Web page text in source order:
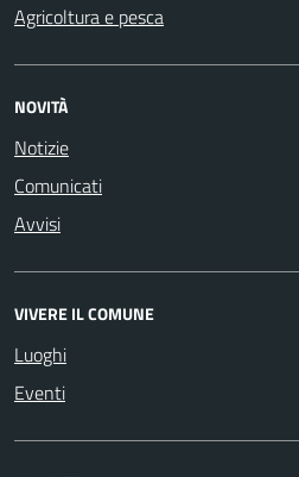
Agricoltura e pesca
NOVITÀ
Notizie
Comunicati
Avvisi
VIVERE IL COMUNE
Luoghi
Eventi